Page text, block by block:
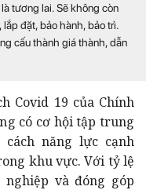
tương lai. Sẽ không còn
đặt, bảo hành, bảo trì.
cấu thành giá thành, dẫn
Covid 19 của Chính
có cơ hội tập trung
năng lực cạnh
khu vực. Với tỷ lệ
nghiệp và đóng góp